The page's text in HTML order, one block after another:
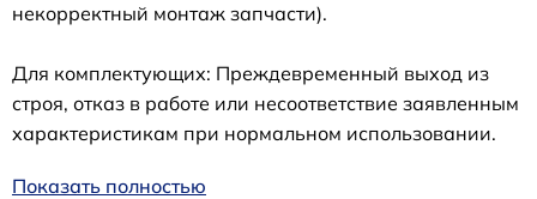
некорректный монтаж запчасти).
Для комплектующих: Преждевременный выход из
строя, отказ в работе или несоответствие заявленным
характеристикам при нормальном использовании.
Показать полностью